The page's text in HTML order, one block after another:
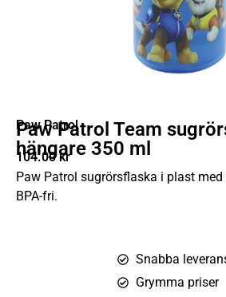
Paw Patrol
Paw Patrol Team
hängare 350 ml
104.00kr
Paw Patrol sugrörsflaska i plast
BPA-fri.
Snabba
Grymma priser